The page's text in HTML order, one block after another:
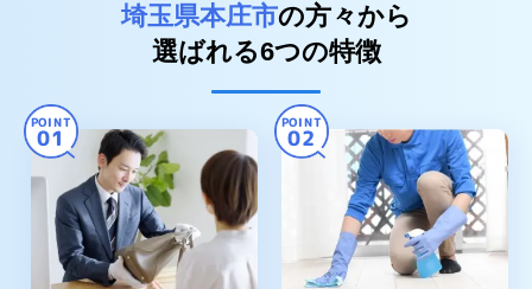
埼玉県本庄市の方々から
選ばれる6つの特徴
POINT
01
POINT
02